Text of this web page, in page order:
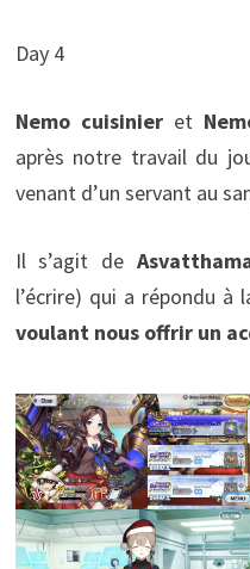
Day 4
Nemo cuisinier et
après notre travail du
venant d’un servant au
Il s’agit de
l’écrire) qui a répondu à
voulant nous offrir un